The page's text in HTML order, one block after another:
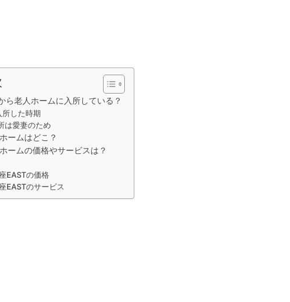
ら老人ホームに入所している？
した時期
は愛妻のため
ームはどこ？
ームの価格やサービスは？
EASTの価格
EASTのサービス